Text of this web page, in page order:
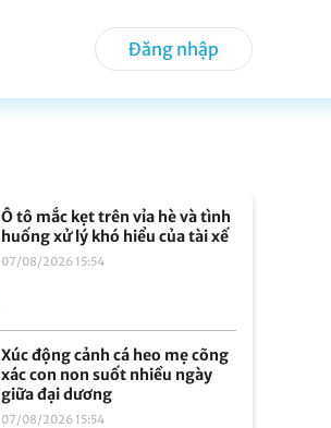
Đăng nhập
Ô tô mắc kẹt trên vỉa hè và tình
huống xử lý khó hiểu của tài xế
07/08/2026 15:54
Xúc động cảnh cá heo mẹ cõng
xác con non suốt nhiều ngày
giữa đại dương
07/08/2026 15:54